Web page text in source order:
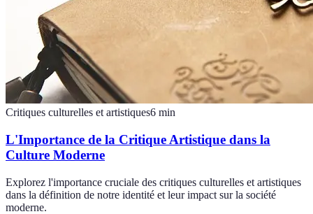
Critiques culturelles et artistiques6 min
L'Importance de la Critique Artistique dans la
Culture Moderne
Explorez l'importance cruciale des critiques culturelles et artistiques
dans la définition de notre identité et leur impact sur la société
moderne.